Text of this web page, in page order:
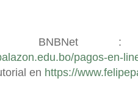
BNBNet :
pagos-en-
en https://